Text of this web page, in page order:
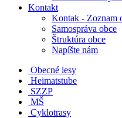
Kontakt
Kontak - Zoznam
Samospráva obce
Štruktúra obce
Napíšte nám
Obecné lesy
Heimatstube
SZZP
MŠ
Cyklotrasy